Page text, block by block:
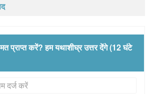
प्राप्त करें? हम यथाशीघ्र उत्तर देंगे (12 घंटे